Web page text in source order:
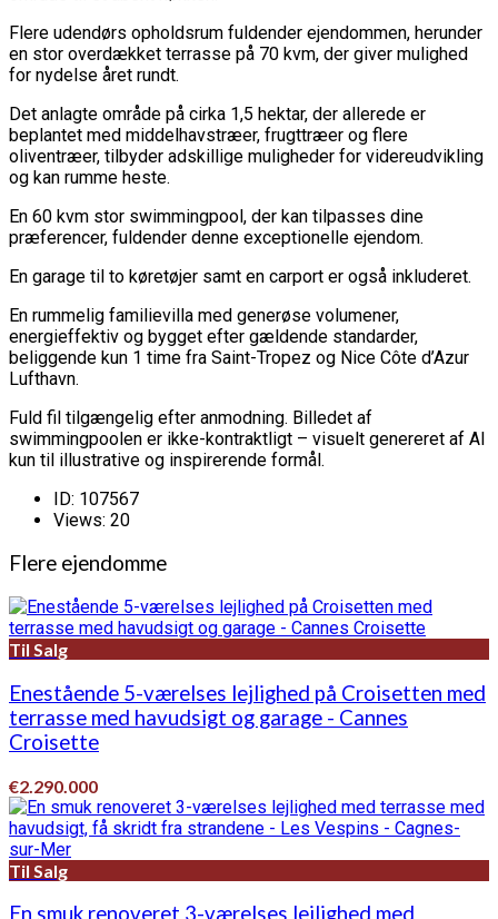
Flere udendørs opholdsrum fuldender ejendommen, herunder
en stor overdækket terrasse på 70 kvm, der giver mulighed
for nydelse året rundt.
Det anlagte område på cirka 1,5 hektar, der allerede er
beplantet med middelhavstræer, frugttræer og flere
oliventræer, tilbyder adskillige muligheder for videreudvikling
og kan rumme heste.
En 60 kvm stor swimmingpool, der kan tilpasses dine
præferencer, fuldender denne exceptionelle ejendom.
En garage til to køretøjer samt en carport er også inkluderet.
En rummelig familievilla med generøse volumener,
energieffektiv og bygget efter gældende standarder,
beliggende kun 1 time fra Saint-Tropez og Nice Côte d’Azur
Lufthavn.
Fuld fil tilgængelig efter anmodning. Billedet af
swimmingpoolen er ikke-kontraktligt – visuelt genereret af AI
kun til illustrative og inspirerende formål.
ID: 107567
Views: 20
Flere ejendomme
Til Salg
Enestående 5-værelses lejlighed på Croisetten med
terrasse med havudsigt og garage - Cannes
Croisette
€2.290.000
Til Salg
En smuk renoveret 3-værelses lejlighed med